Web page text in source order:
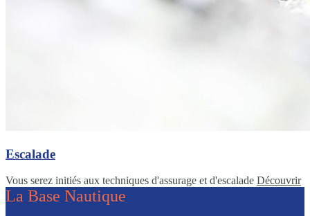
Escalade
Vous serez initiés aux techniques d'assurage et d'escalade Découvrir
La Base Nautique